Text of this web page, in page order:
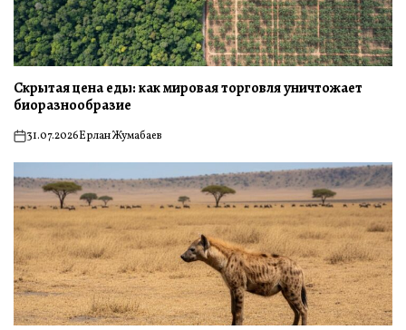
Скрытая цена еды: как мировая торговля уничтожает
биоразнообразие
on31.07.2026Ерлан Жумабаев